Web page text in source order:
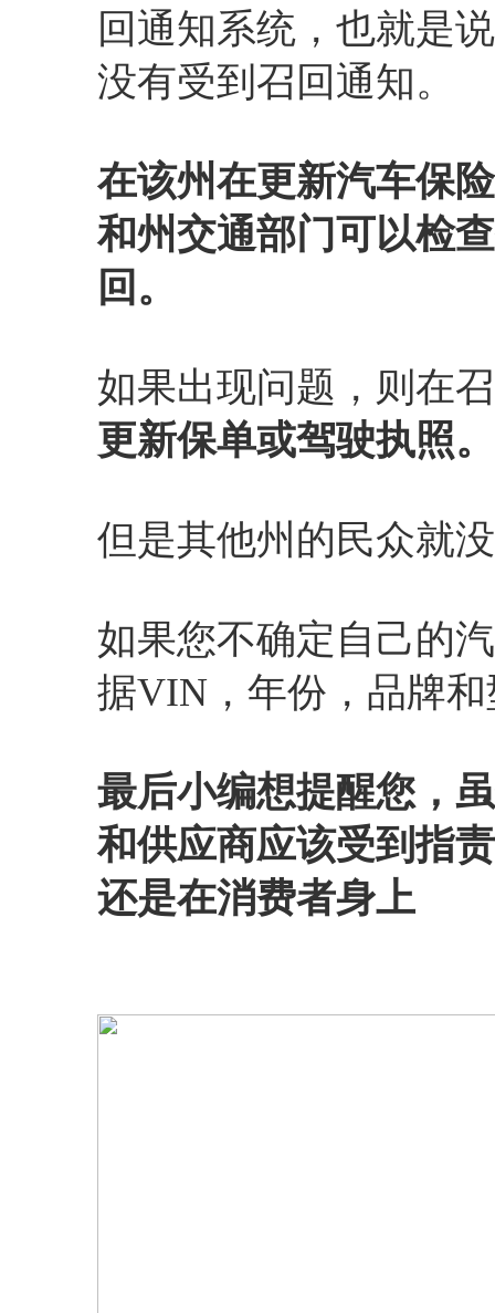
回通知系统，也就是
没有受到召回通知。
在该州在更新汽车保
和州交通部门可以检
回。
如果出现问题，则在
更新保单或驾驶执照。
但是其他州的民众就
如果您不确定自己的
据VIN，年份，品牌
最后小编想提醒您，
和供应商应该受到指
还是在消费者身上